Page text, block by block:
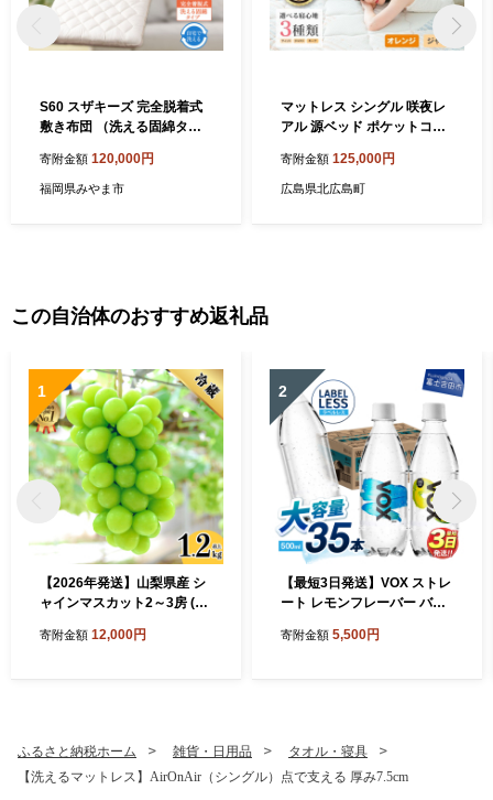
S60 スザキーズ 完全脱着式
敷き布団 （洗える固綿タイ
210cm） 厚み約10cm 洗え
る布団 防ダニ 布団 敷布団 敷
寄附金額 120,000円
福岡県みやま市
マットレス シングル 咲夜レ
アル 源ベッド ポケットコイ
心地 圧縮梱包 両面仕様_CH
041_108
寄附金額 125,000円
広島県北広島町
この自治体のおすすめ返礼品
1
【2026年発送】山梨県産 シ
ャインマスカット2～3房 (1.
寄附金額 12,000円
2
【最短3日発送】VOX ストレ
ート レモンフレーバー バナ
【富士吉田市限定カートン】
寄附金額 5,500円
ふるさと納税ホーム 雑貨・日用品
タオル・寝具
【洗えるマットレス】AirOnAir（シングル）点で支える 厚み7.5cm